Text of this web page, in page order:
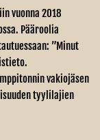
vuonna 2018
Pääroolia
”Minut
vakiojäsen
tyylilajien